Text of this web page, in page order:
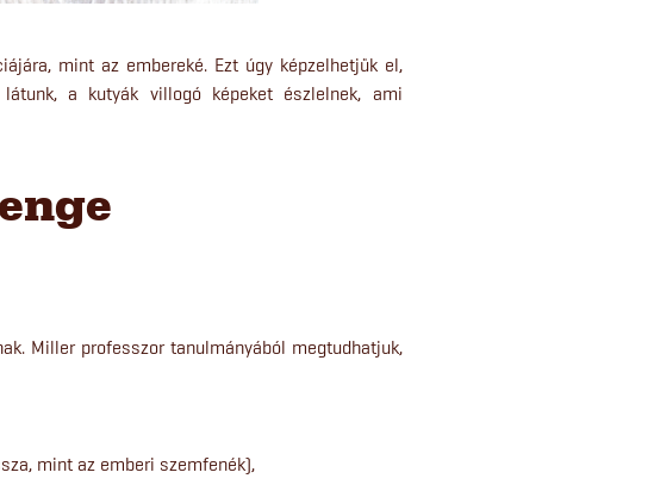
mint az embereké. Ezt úgy képzelhetjük el,
a kutyák villogó képeket észlelnek, ami
Miller professzor tanulmányából megtudhatjuk,
mint az emberi szemfenék),